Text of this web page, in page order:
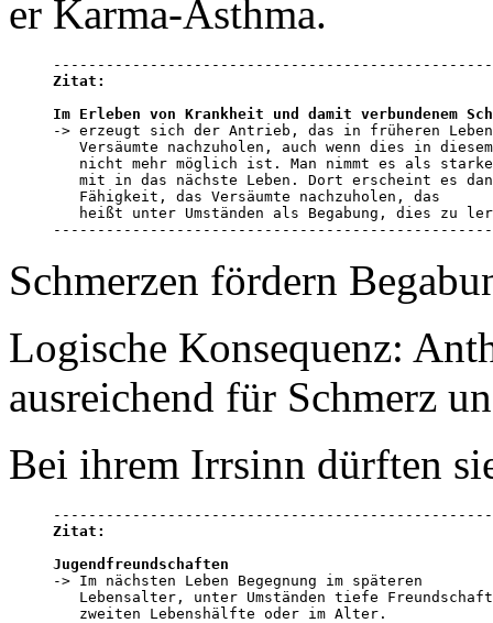
er Karma-Asthma.
Zitat:
Im Erleben von Krankheit und damit verbundenem
-> erzeugt sich der Antrieb, das in früheren
Versäumte nachzuholen, auch wenn dies in
nicht mehr möglich ist. Man nimmt es als
mit in das nächste Leben. Dort erscheint es
   Fähigkeit, das Versäumte nachzuholen, das
heißt unter Umständen als Begabung, dies zu
Schmerzen fördern
Logische Konsequenz:
ausreichend für Schmerz
Bei ihrem Irrsinn dürften
Zitat:
Jugendfreundschaften
-> Im nächsten Leben Begegnung im späteren
Lebensalter, unter Umständen tiefe
   zweiten Lebenshälfte oder im Alter.